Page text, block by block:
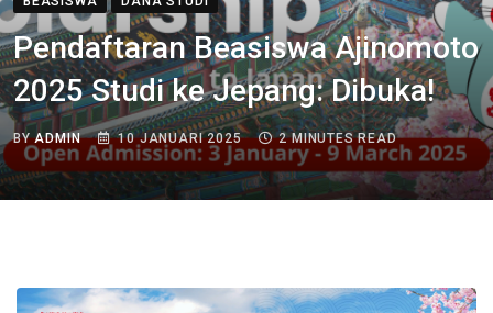
Pendaftaran Beasiswa Ajinomoto
2025 Studi ke Jepang: Dibuka!
BYADMIN 10 JANUARI 2025 2 MINUTES READ